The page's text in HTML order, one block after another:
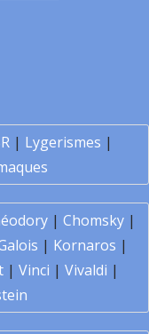
| Lygerismes |
| Chomsky|
| Kornaros |
| Vinci | Vivaldi |